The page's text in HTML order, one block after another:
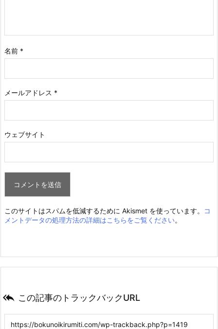
名前 *
メールアドレス *
ウェブサイト
このサイトはスパムを低減するために Akismet を使っています。
コ
メントデータの処理方法の詳細はこちらをご覧ください。
 この記事のトラックバックURL